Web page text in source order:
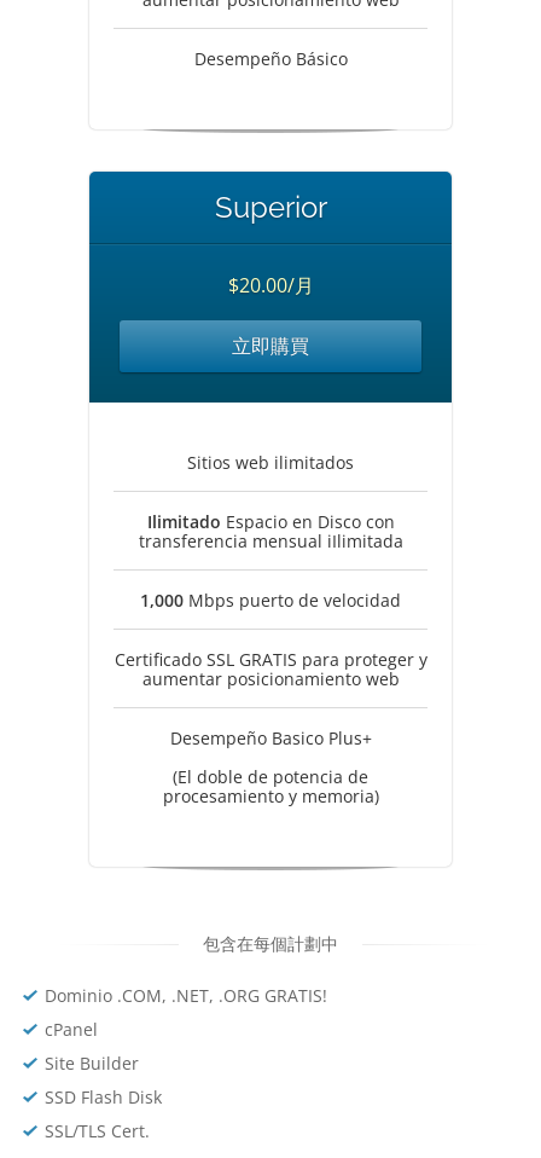
Desempeño Básico
Superior
$20.00/月
立即購買
Sitios web ilimitados
Ilimitado Espacio en Disco con
transferencia mensual iIlimitada
1,000 Mbps puerto de velocidad
Certificado SSL GRATIS para proteger y
aumentar posicionamiento web
Desempeño Basico Plus+
(El doble de potencia de
procesamiento y memoria)
包含在每個計劃中
Dominio .COM, .NET, .ORG GRATIS!
cPanel
Site Builder
SSD Flash Disk
SSL/TLS Cert.